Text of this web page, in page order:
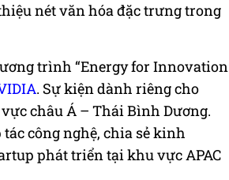
nét văn hóa đặc trưng trong
trình “Energy for
. Sự kiện dành riêng cho
châu Á – Thái Bình Dương.
công nghệ, chia sẻ kinh
phát triển tại khu vực APAC